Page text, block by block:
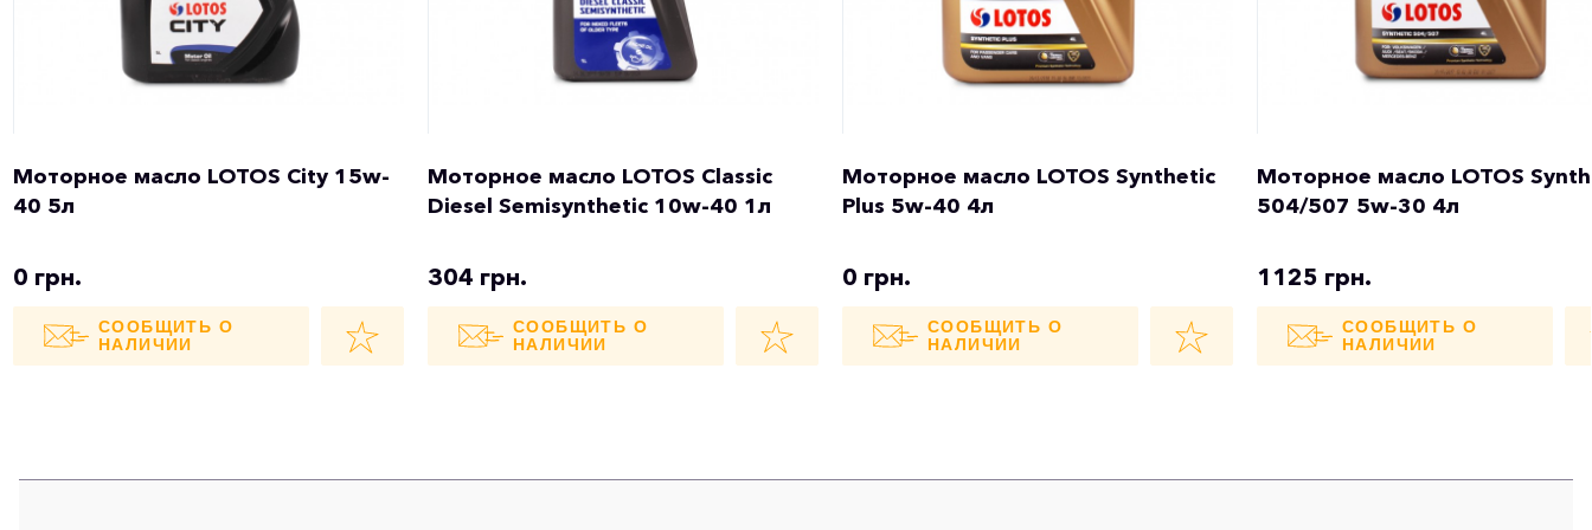
Моторное масло LOTOS City 15w-
40 5л
0 грн.
СООБЩИТЬ О
НАЛИЧИИ
Моторное масло LOTOS Classic
Diesel Semisynthetic 10w-40 1л
304 грн.
СООБЩИТЬ О
НАЛИЧИИ
Моторное масло LOTOS Synthetic
Plus 5w-40 4л
0 грн.
СООБЩИТЬ О
НАЛИЧИИ
Моторное масло LOTOS
504/507 5w-30 4л
1125 грн.
СООБЩИТЬ О
НАЛИЧИИ